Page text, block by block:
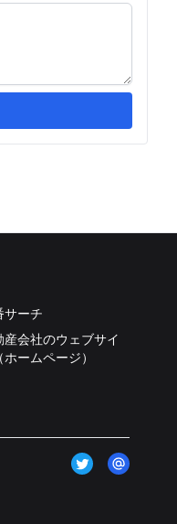
サーチ
産会社のウェブサイ
ホームページ）